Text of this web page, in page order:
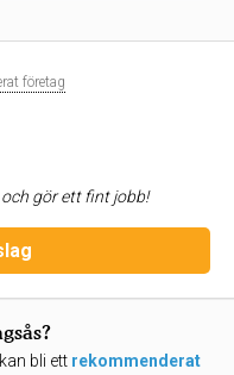
företag
gör ett fint jobb!
bli ett rekommenderat